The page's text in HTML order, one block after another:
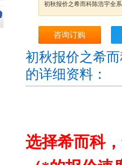
初秋报价之希而科陈浩宇全
咨询订购
初秋报价之希
的详细资料：
选择希而科